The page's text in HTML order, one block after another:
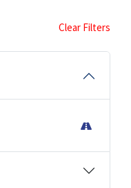
Clear Filters